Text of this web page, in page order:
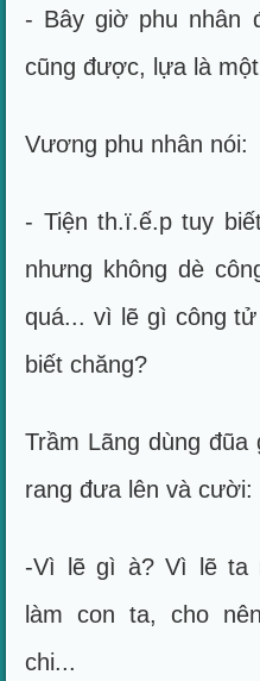
- Bây giờ phu nhân
cũng được, lựa là
Vương phu nhân nói:
- Tiện th.ï.ế.p tuy
nhưng không dè
quá... vì lẽ gì công
biết chăng?
Trầm Lãng dùng đũa
rang đưa lên và cười:
-Vì lẽ gì à? Vì lẽ ta
làm con ta, cho
chi...